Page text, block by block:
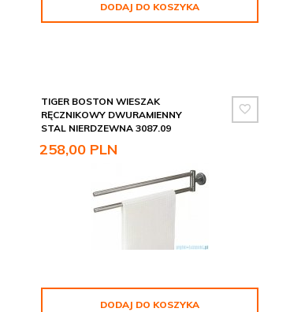
DODAJ DO KOSZYKA
TIGER BOSTON WIESZAK
RĘCZNIKOWY DWURAMIENNY
STAL NIERDZEWNA 3087.09
258,00 PLN
DODAJ DO KOSZYKA